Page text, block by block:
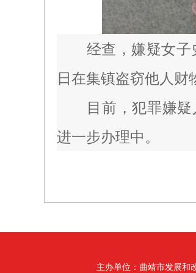
经查，嫌疑女子
日在集镇盗窃他人财
目前，犯罪嫌疑
进一步办理中。
主办单位：曲靖市发展和